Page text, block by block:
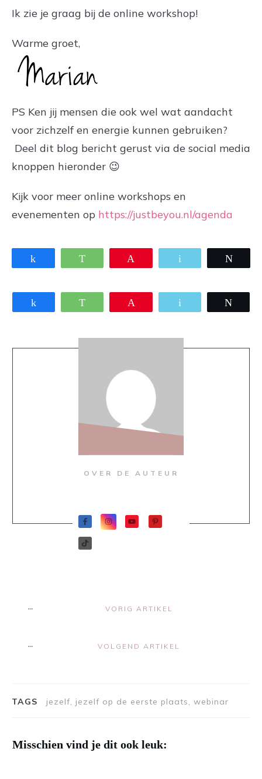
Ik zie je graag bij de online workshop!
Warme groet,
PS Ken jij mensen die ook wel wat aandacht
voor zichzelf en energie kunnen gebruiken?
Deel dit blog bericht gerust via de social media
knoppen hieronder 😉
Kijk voor meer online workshops en
evenementen op https://justbeyou.nl/agenda
WhatsApp
WhatsApp
OVER DE AUTEUR
VORIG ARTIKEL
VOLGEND ARTIKEL
TAGS jezelf, jezelf op de eerste plaats, webinar
Misschien vind je dit ook leuk: